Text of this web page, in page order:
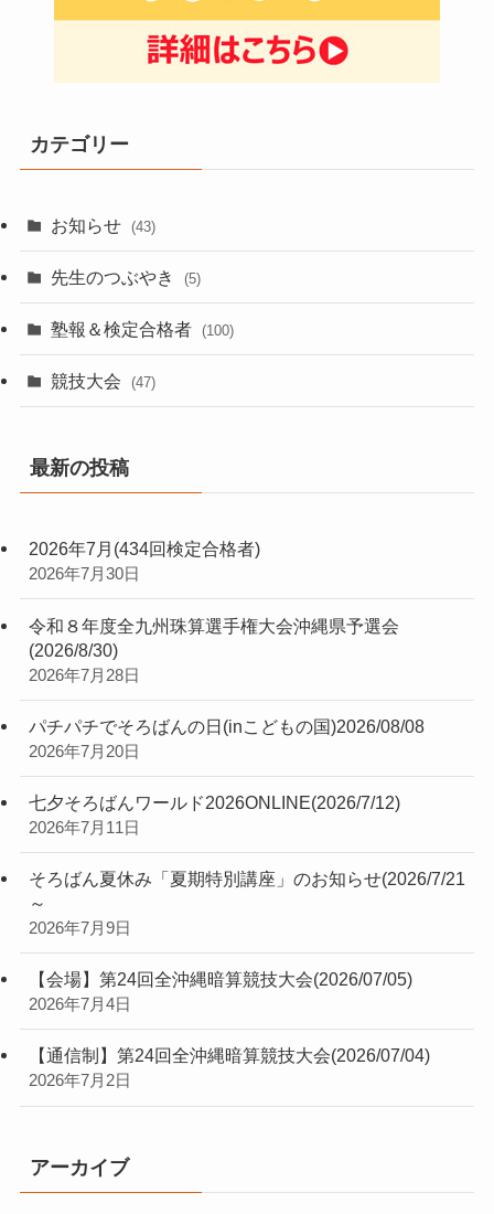
カテゴリー
お知らせ (43)
先生のつぶやき (5)
塾報＆検定合格者 (100)
競技大会 (47)
最新の投稿
2026年7月(434回検定合格者)
2026年7月30日
令和８年度全九州珠算選手権大会沖縄県予選会
(2026/8/30)
2026年7月28日
パチパチでそろばんの日(inこどもの国)2026/08/08
2026年7月20日
七夕そろばんワールド2026ONLINE(2026/7/12)
2026年7月11日
そろばん夏休み「夏期特別講座」のお知らせ(2026/7/21
～
2026年7月9日
【会場】第24回全沖縄暗算競技大会(2026/07/05)
2026年7月4日
【通信制】第24回全沖縄暗算競技大会(2026/07/04)
2026年7月2日
アーカイブ